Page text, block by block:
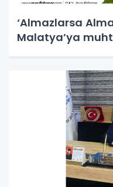
‘Almazlarsa
Malatya’ya